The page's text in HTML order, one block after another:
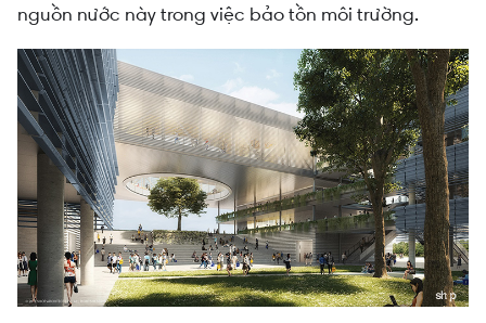
nguồn nước này trong việc bảo tồn môi trường.